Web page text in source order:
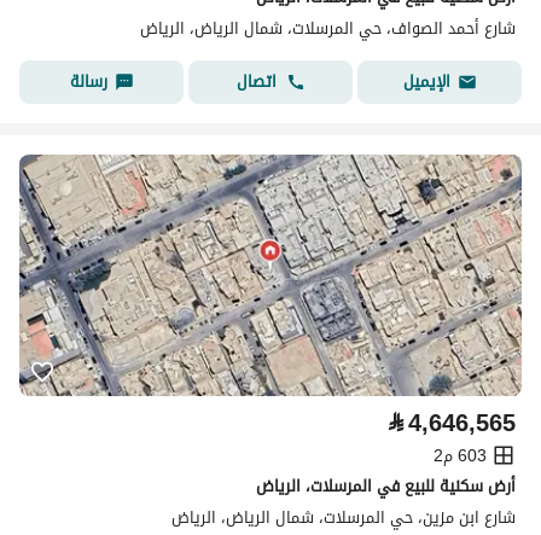
شارع أحمد الصواف، حي المرسلات، شمال الرياض، الرياض
الإيميل
اتصال رسالة
⃁4,646,565
603 م2
أرض سكنية للبيع في المرسلات، الرياض
شارع ابن مزين، حي المرسلات، شمال الرياض، الرياض